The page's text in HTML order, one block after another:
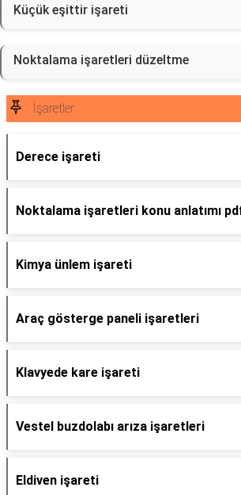
Küçük eşittir işareti
Noktalama işaretleri düzeltme
İşaretler
Derece işareti
Noktalama işaretleri konu anlatımı
Kimya ünlem işareti
Araç gösterge paneli işaretleri
Klavyede kare işareti
Vestel buzdolabı arıza işaretleri
Eldiven işareti